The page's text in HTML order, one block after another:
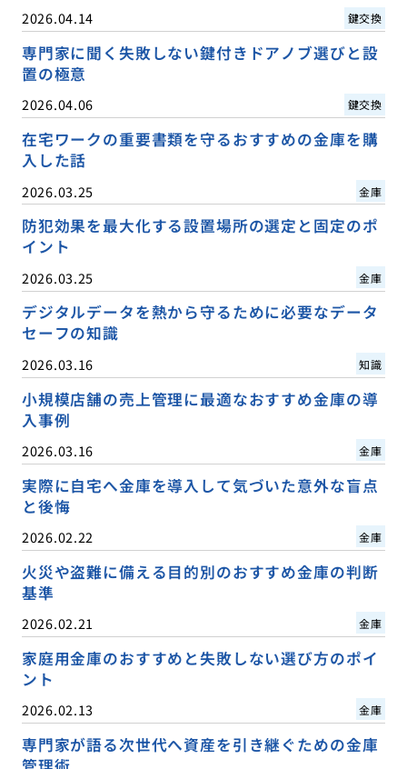
2026.04.14 鍵交換
専門家に聞く失敗しない鍵付きドアノブ選びと設
置の極意
2026.04.06 鍵交換
在宅ワークの重要書類を守るおすすめの金庫を購
入した話
2026.03.25 金庫
防犯効果を最大化する設置場所の選定と固定のポ
イント
2026.03.25 金庫
デジタルデータを熱から守るために必要なデータ
セーフの知識
2026.03.16 知識
小規模店舗の売上管理に最適なおすすめ金庫の導
入事例
2026.03.16 金庫
実際に自宅へ金庫を導入して気づいた意外な盲点
と後悔
2026.02.22 金庫
火災や盗難に備える目的別のおすすめ金庫の判断
基準
2026.02.21 金庫
家庭用金庫のおすすめと失敗しない選び方のポイ
ント
2026.02.13 金庫
専門家が語る次世代へ資産を引き継ぐための金庫